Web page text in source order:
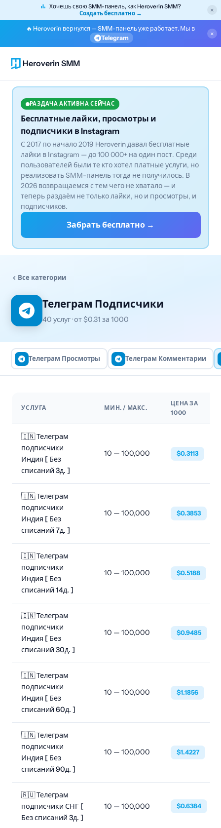
Хочешь свою SMM-панель, как Heroverin SMM?
Создать бесплатно →
×
🔥 Heroverin вернулся — SMM-панель уже работает. Мы в
Telegram
×
Heroverin SMM
РАЗДАЧА АКТИВНА СЕЙЧАС
Бесплатные лайки, просмотры и
подписчики в Instagram
С 2017 по начало 2019 Heroverin давал бесплатные
лайки в Instagram — до 100 000+ на один пост. Среди
пользователей были те кто хотел платные услуги, но
реализовать SMM-панель тогда не получилось. В
2026 возвращаемся с тем чего не хватало — и
теперь раздаём не только лайки, но и просмотры, и
подписчиков.
Забрать бесплатно →
Все категории
Телеграм Подписчики
40 услуг · от $0.31 за 1000
Телеграм Просмотры Телеграм Комментарии
УСЛУГА МИН. / МАКС.
ЦЕНА ЗА
1000
🇮🇳 Телеграм
подписчики
Индия [ Без
списаний 3д. ]
10 — 100,000 $0.3113
🇮🇳 Телеграм
подписчики
Индия [ Без
списаний 7д. ]
10 — 100,000 $0.3853
🇮🇳 Телеграм
подписчики
Индия [ Без
списаний 14д. ]
10 — 100,000 $0.5188
🇮🇳 Телеграм
подписчики
Индия [ Без
списаний 30д. ]
10 — 100,000 $0.9485
🇮🇳 Телеграм
подписчики
Индия [ Без
списаний 60д. ]
10 — 100,000 $1.1856
🇮🇳 Телеграм
подписчики
Индия [ Без
списаний 90д. ]
10 — 100,000 $1.4227
🇷🇺 Телеграм
подписчики СНГ [
Без списаний 3д. ]
10 — 100,000 $0.6384